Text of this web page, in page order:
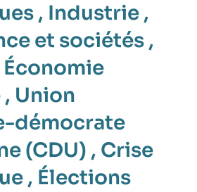
, Industrie ,
et sociétés ,
Économie
, Union
démocrate
(CDU) , Crise
, Élections